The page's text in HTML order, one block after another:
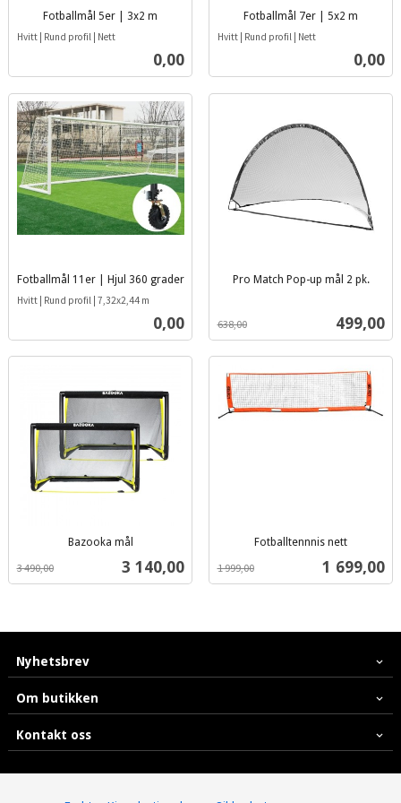
Fotballmål 5er | 3x2 m
Pris
0,00
inkl.
Hvitt | Rund profil | Nett
Fotballmål 7er | 5x2 m
Pris
0,00
inkl.
Hvitt | Rund profil | Nett
Fotballmål 11er | Hjul 360 grader
Pris
0,00
inkl.
Hvitt | Rund profil | 7,32x2,44 m
Pro Match Pop-up mål 2 pk.
Tilbud
499,00
638,00
Bazooka mål
Tilbud
3 140,00
3 490,00
mva.
Fotballtennnis nett
Tilbud
1 699,00
1 999,00
mva.
Nyhetsbrev
Om butikken
Kontakt oss